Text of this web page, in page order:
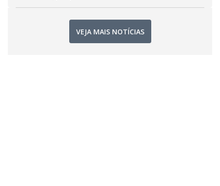
VEJA MAIS NOTÍCIAS